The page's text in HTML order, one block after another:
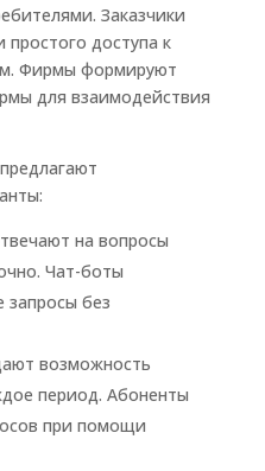
Заказчики
доступа к
Фирмы формируют
для взаимодействия
на вопросы
Чат-боты
запросы без
возможность
период. Абоненты
при помощи